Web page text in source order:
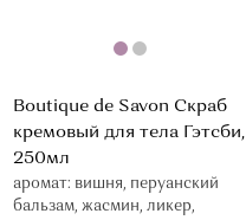
Boutique de Savon Скраб
кремовый для тела Гэтсби,
250мл
аромат: вишня, перуанский
бальзам, жасмин, ликер,